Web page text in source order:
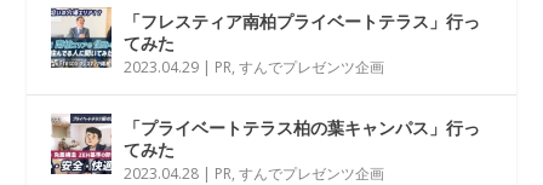
「フレスティア南柏プライベートテラス」行っ
てみた
2023.04.29 | PR,すんでプレゼンツ企画
「プライベートテラス柏の葉キャンパス」行っ
てみた
2023.04.28 | PR,すんでプレゼンツ企画